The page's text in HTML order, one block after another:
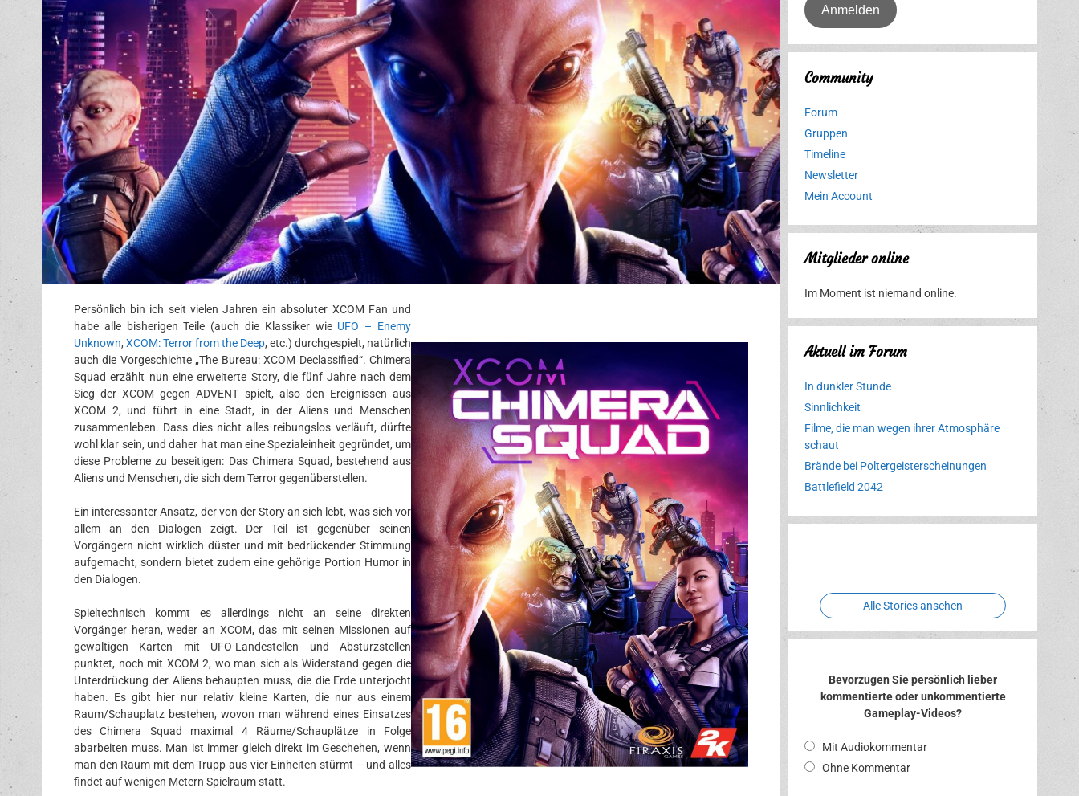
Persönlich bin ich seit vielen Jahren ein absoluter XCOM Fan und
habe alle bisherigen Teile (auch die Klassiker wie UFO – Enemy
Unknown, XCOM: Terror from the Deep, etc.) durchgespielt, natürlich
auch die Vorgeschichte „The Bureau: XCOM Declassified“. Chimera
Squad erzählt nun eine erweiterte Story, die fünf Jahre nach dem
Sieg der XCOM gegen ADVENT spielt, also den Ereignissen aus
XCOM 2, und führt in eine Stadt, in der Aliens und Menschen
zusammenleben. Dass dies nicht alles reibungslos verläuft, dürfte
wohl klar sein, und daher hat man eine Spezialeinheit gegründet, um
diese Probleme zu beseitigen: Das Chimera Squad, bestehend aus
Aliens und Menschen, die sich dem Terror gegenüberstellen.
Ein interessanter Ansatz, der von der Story an sich lebt, was sich vor
allem an den Dialogen zeigt. Der Teil ist gegenüber seinen
Vorgängern nicht wirklich düster und mit bedrückender Stimmung
aufgemacht, sondern bietet zudem eine gehörige Portion Humor in
den Dialogen.
Spieltechnisch kommt es allerdings nicht an seine direkten
Vorgänger heran, weder an XCOM, das mit seinen Missionen auf
gewaltigen Karten mit UFO-Landestellen und Absturzstellen
punktet, noch mit XCOM 2, wo man sich als Widerstand gegen die
Unterdrückung der Aliens behaupten muss, die die Erde unterjocht
haben. Es gibt hier nur relativ kleine Karten, die nur aus einem
Raum/Schauplatz bestehen, wovon man während eines Einsatzes
des Chimera Squad maximal 4 Räume/Schauplätze in Folge
abarbeiten muss. Man ist immer gleich direkt im Geschehen, wenn
man den Raum mit dem Trupp aus vier Einheiten stürmt – und alles
findet auf wenigen Metern Spielraum statt.
Community
Forum
Gruppen
Timeline
Newsletter
Mein Account
Mitglieder online
Im Moment ist niemand online.
Aktuell im Forum
In dunkler Stunde
Sinnlichkeit
Filme, die man wegen ihrer Atmosphäre
schaut
Brände bei Poltergeisterscheinungen
Battlefield 2042
Erlebnispark
Verbotene
Alle Stories ansehen
Bevorzugen Sie persönlich lieber
kommentierte oder unkommentierte
Gameplay-Videos?
Mit Audiokommentar
Ohne Kommentar